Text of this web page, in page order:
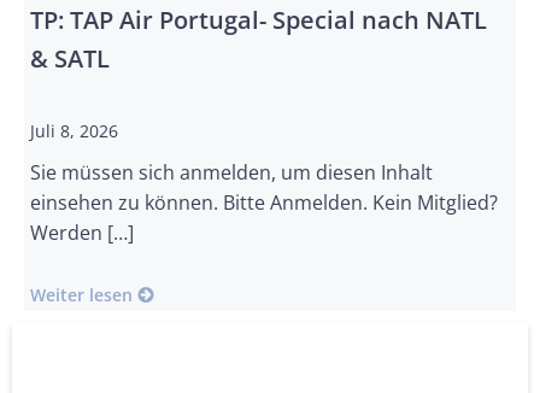
TP: TAP Air Portugal- Special nach NATL
& SATL
Juli 8, 2026
Sie müssen sich anmelden, um diesen Inhalt
einsehen zu können. Bitte Anmelden. Kein Mitglied?
Werden […]
Weiter lesen